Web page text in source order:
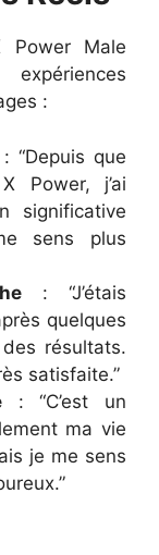
Power Male
:
: “Depuis que
Power, j’ai
significative
sens plus
: “J’étais
quelques
résultats.
satisfaite.”
: “C’est un
ma vie
je me sens